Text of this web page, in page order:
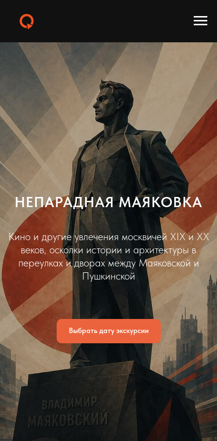
НЕПАРАДНАЯ МАЯКОВКА
Кино и другие увлечения москвичей XIX и XX
веков, осколки истории и архитектуры в
переулках и дворах между Маяковской и
Пушкинской
Выбрать дату экскурсии